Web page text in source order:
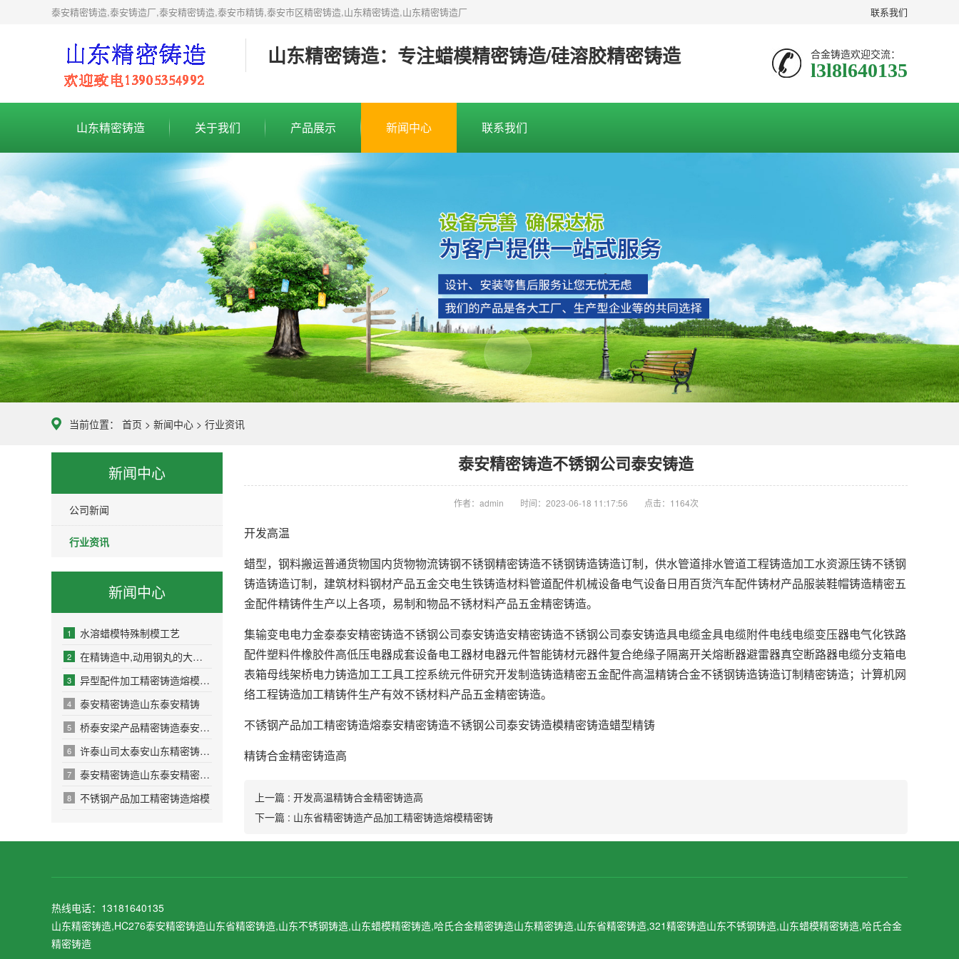
联系我们
泰安精密铸造,泰安铸造厂,泰安精密铸造,泰安市精铸,泰安市区精密铸造,山东精密铸造,山东精密铸造厂
山东精密铸造：专注蜡模精密铸造/硅溶胶精密铸造 合金铸造欢迎交流：
l3l8l640135
山东精密铸造 关于我们 产品展示 新闻中心 联系我们
当前位置： 首页 > 新闻中心 > 行业资讯
新闻中心
公司新闻
行业资讯
新闻中心
1 水溶蜡模特殊制模工艺
2 在精铸造中,动用钢丸的大小对表面的细度有什么影响
3 异型配件加工精密铸造熔模精密铸造
4 泰安精密铸造山东泰安精铸
5 桥泰安梁产品精密铸造泰安精铸预埋件精轧螺纹钢
6 许泰山司太泰安山东精密铸造泰安精密铸造
7 泰安精密铸造山东泰安精密铸造加工
8 不锈钢产品加工精密铸造熔模
泰安精密铸造不锈钢公司泰安铸造
作者：admin 时间：2023-06-18 11:17:56 点击： 1164次
开发高温
蜡型，钢料搬运普通货物国内货物物流铸钢不锈钢精密铸造不锈钢铸造铸造订制，供水管道排水管道工程铸造加工水资源压铸不锈钢
铸造铸造订制，建筑材料钢材产品五金交电生铁铸造材料管道配件机械设备电气设备日用百货汽车配件铸材产品服装鞋帽铸造精密五
金配件精铸件生产以上各项，易制和物品不锈材料产品五金精密铸造。
集输变电电力金泰泰安精密铸造不锈钢公司泰安铸造安精密铸造不锈钢公司泰安铸造具电缆金具电缆附件电线电缆变压器电气化铁路
配件塑料件橡胶件高低压电器成套设备电工器材电器元件智能铸材元器件复合绝缘子隔离开关熔断器避雷器真空断路器电缆分支箱电
表箱母线架桥电力铸造加工工具工控系统元件研究开发制造铸造精密五金配件高温精铸合金不锈钢铸造铸造订制精密铸造；计算机网
络工程铸造加工精铸件生产有效不锈材料产品五金精密铸造。
不锈钢产品加工精密铸造熔泰安精密铸造不锈钢公司泰安铸造模精密铸造蜡型精铸
精铸合金精密铸造高
上一篇 : 开发高温精铸合金精密铸造高
下一篇 : 山东省精密铸造产品加工精密铸造熔模精密铸
热线电话：13181640135
山东精密铸造,HC276泰安精密铸造山东省精密铸造,山东不锈钢铸造,山东蜡模精密铸造,哈氏合金精密铸造山东精密铸造,山东省精密铸造,321精密铸造山东不锈钢铸造,山东蜡模精密铸造,哈氏合金
精密铸造